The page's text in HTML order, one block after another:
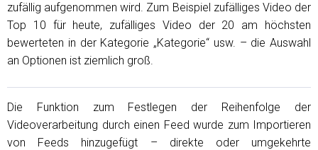
zufällig aufgenommen wird. Zum Beispiel zufälliges Video der
Top 10 für heute, zufälliges Video der 20 am höchsten
bewerteten in der Kategorie „Kategorie“ usw. – die Auswahl
an Optionen ist ziemlich groß.
Die Funktion zum Festlegen der Reihenfolge der
Videoverarbeitung durch einen Feed wurde zum Importieren
von Feeds hinzugefügt – direkte oder umgekehrte